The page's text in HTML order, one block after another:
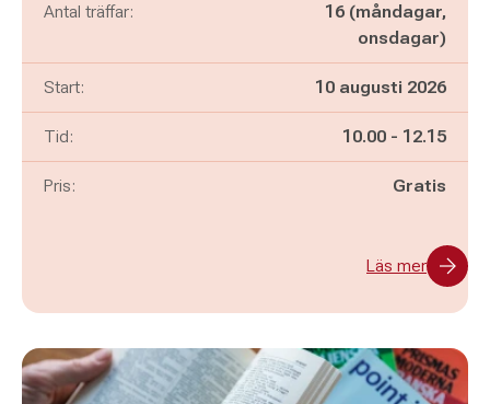
Antal träffar:
16 (måndagar,
onsdagar)
Start: 10 augusti 2026
Tid: Pågår mellan
10.00 - och
12.15
Pris: Gratis
Läs mer